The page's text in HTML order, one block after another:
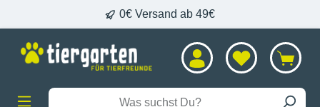
0€ Versand ab 49€